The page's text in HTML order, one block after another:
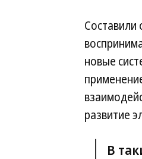
новые
развитие
В